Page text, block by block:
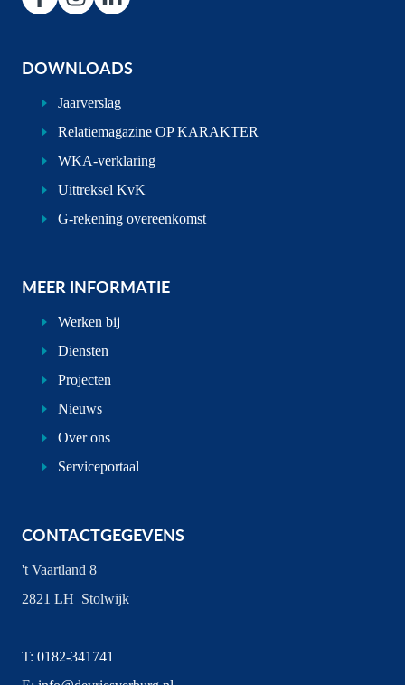
DOWNLOADS
Jaarverslag
Relatiemagazine OP KARAKTER
WKA-verklaring
Uittreksel KvK
G-rekening overeenkomst
MEER INFORMATIE
Werken bij
Diensten
Projecten
Nieuws
Over ons
Serviceportaal
CONTACTGEGEVENS
't Vaartland 8
2821 LH Stolwijk
T: 0182-341741